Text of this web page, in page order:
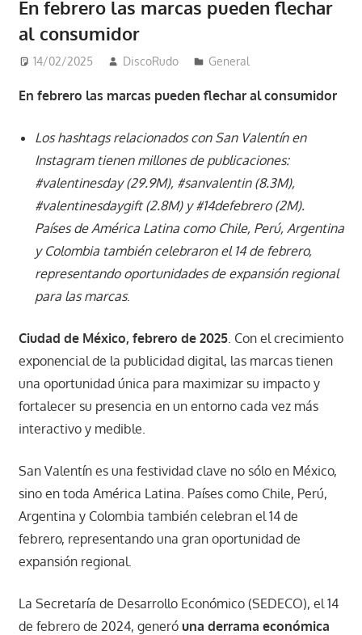
En febrero las marcas pueden flechar
al consumidor
14/02/2025 DiscoRudo General
En febrero las marcas pueden flechar al consumidor
Los hashtags relacionados con San Valentín en
Instagram tienen millones de publicaciones:
#valentinesday (29.9M), #sanvalentin (8.3M),
#valentinesdaygift (2.8M) y #14defebrero (2M).
Países de América Latina como Chile, Perú, Argentina
y Colombia también celebraron el 14 de febrero,
representando oportunidades de expansión regional
para las marcas.
Ciudad de México, febrero de 2025. Con el crecimiento
exponencial de la publicidad digital, las marcas tienen
una oportunidad única para maximizar su impacto y
fortalecer su presencia en un entorno cada vez más
interactivo y medible.
San Valentín es una festividad clave no sólo en México,
sino en toda América Latina. Países como Chile, Perú,
Argentina y Colombia también celebran el 14 de
febrero, representando una gran oportunidad de
expansión regional.
La Secretaría de Desarrollo Económico (SEDECO), el 14
de febrero de 2024, generó una derrama económica